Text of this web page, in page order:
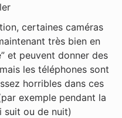
certaines caméras
très bien en
et peuvent donner des
les téléphones sont
horribles dans ces
exemple pendant la
suit ou de nuit)